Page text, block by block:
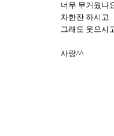
너무 무거웠나
차한잔 하시고
그래도 웃으시
사랑^^